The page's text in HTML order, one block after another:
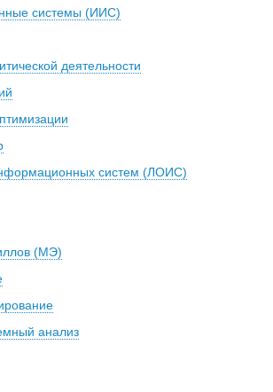
системы (ИИС)
деятельности
систем (ЛОИС)
(МЭ)
анализ